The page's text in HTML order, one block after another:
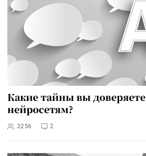
Какие тайны вы доверяете
нейросетям?
2256 2